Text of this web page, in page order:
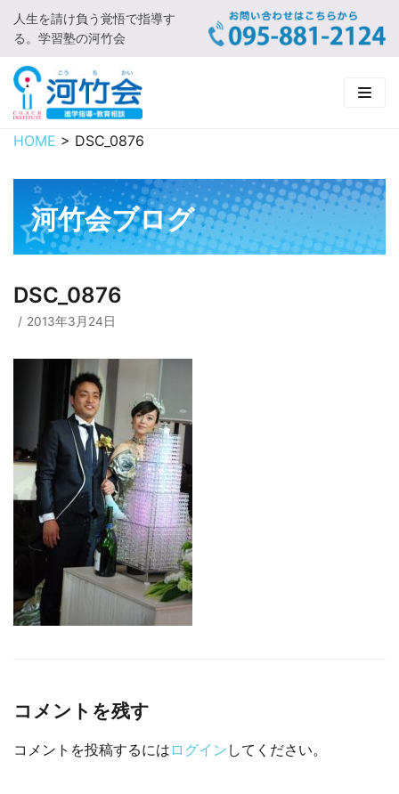
コ
ン
テ
ン
ツ
に
キ
プ
人生を請け負う覚悟で指導す
る。学習塾の河竹会
HOME
新着情報
□ お知らせ
河竹会について
□ 河竹会について
□ よくあるご質問
□ 小学部
□ 高校部
□ 有料体験指導
実 績
□ 2019年合格体験記
HOME > DSC_0876
河竹会ブログ
DSC_0876
2013年3月24日
コメントを残す
コメントを投稿するには ログイン してください。